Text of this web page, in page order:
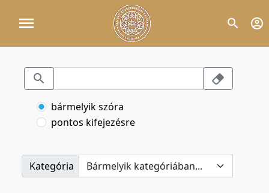
bármelyik szóra
pontos kifejezésre
Kategória